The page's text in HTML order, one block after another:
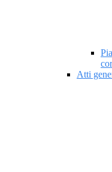
Atti